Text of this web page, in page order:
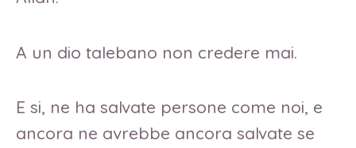
A un dio talebano non credere mai.
E si, ne ha salvate persone come noi, e
ancora ne avrebbe ancora salvate se